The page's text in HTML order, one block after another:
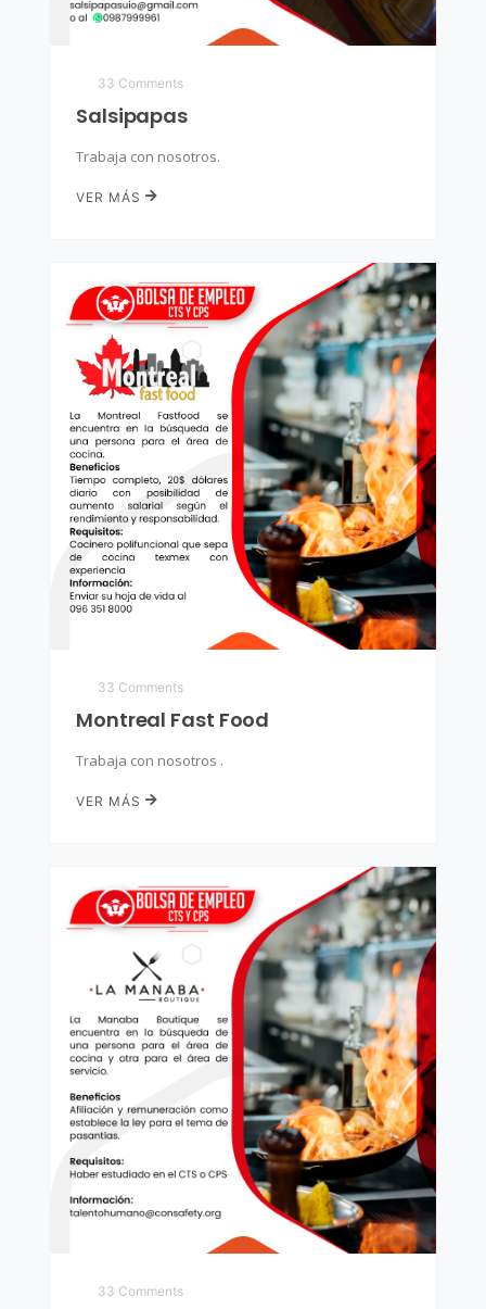
33 Comments
Salsipapas
Trabaja con nosotros.
VER MÁS
33 Comments
Montreal Fast Food
Trabaja con nosotros .
VER MÁS
33 Comments